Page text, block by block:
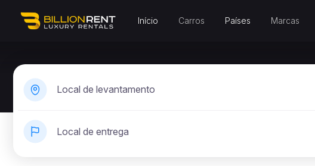
Início Carros Países Marcas
Local de levantamento
Local de entrega